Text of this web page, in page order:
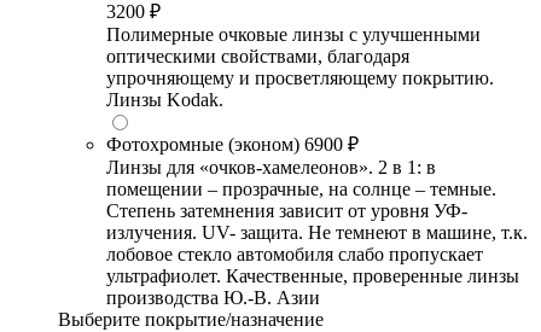
3200 ₽
Полимерные очковые линзы с улучшенными
оптическими свойствами, благодаря
упрочняющему и просветляющему покрытию.
Линзы Kodak.
Фотохромные (эконом) 6900 ₽
Линзы для «очков-хамелеонов». 2 в 1: в
помещении – прозрачные, на солнце – темные.
Степень затемнения зависит от уровня УФ-
излучения. UV- защита. Не темнеют в машине, т.к.
лобовое стекло автомобиля слабо пропускает
ультрафиолет. Качественные, проверенные линзы
производства Ю.-В. Азии
Выберите покрытие/назначение